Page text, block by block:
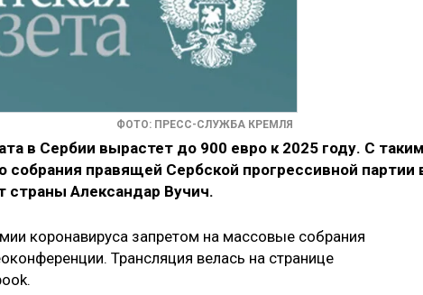
ФОТО: ПРЕСС-СЛУЖБА КРЕМЛЯ
в Сербии вырастет до 900 евро к 2025 году. С
правящей Сербской прогрессивной партии
страны Александар Вучич.
коронавируса запретом на массовые собрания
Трансляция велась на странице